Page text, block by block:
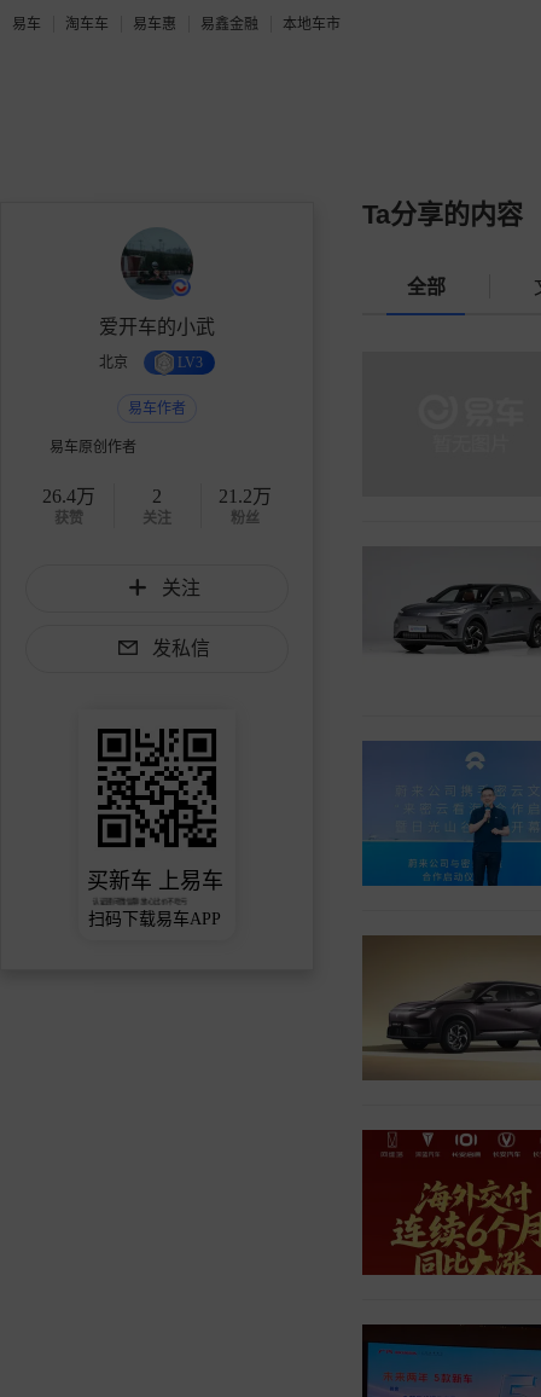
易车 淘车车 易车惠 易鑫金融 本地车市
爱开车的小武
北京 LV3
易车作者
易车原创作者
26.4万
获赞
2
关注
21.2万
粉丝
关注
发私信
买新车 上易车
认证顾问微信聊 放心比价不吃亏
扫码下载易车APP
Ta分享的内容
全部